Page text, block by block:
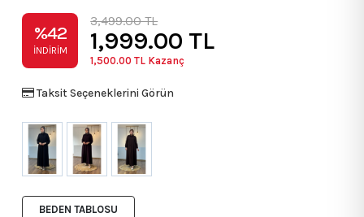
%42
İNDIRIM
3,499.00 TL
1,999.00 TL
1,500.00 TL Kazanç
Taksit Seçeneklerini Görün
BEDEN TABLOSU